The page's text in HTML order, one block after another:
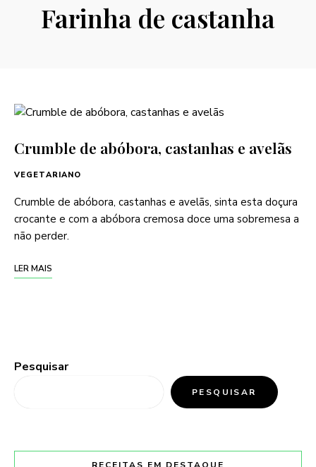
Farinha de castanha
Crumble de abóbora, castanhas e avelãs
VEGETARIANO
Crumble de abóbora, castanhas e avelãs, sinta esta doçura
crocante e com a abóbora cremosa doce uma sobremesa a
não perder.
LER MAIS
Pesquisar
PESQUISAR